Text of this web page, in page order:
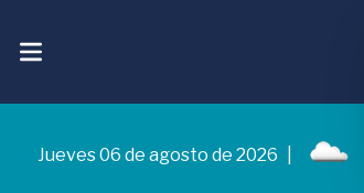
Jueves 06 de agosto de 2026